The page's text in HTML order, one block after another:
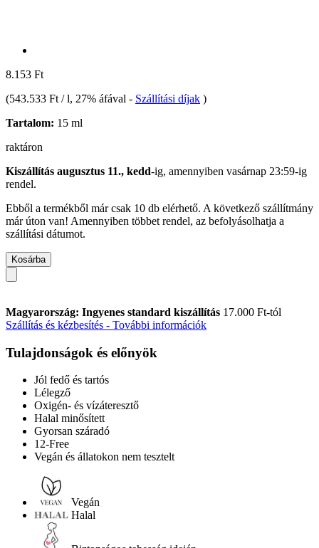
8.153 Ft
(543.533 Ft / l, 27% áfával - Szállítási díjak )
Tartalom: 15 ml
raktáron
Kiszállítás augusztus 11., kedd-ig, amennyiben vasárnap 23:59-ig
rendel.
Ebből a termékből már csak 10 db elérhető. A következő szállítmány
már úton van! Amennyiben többet rendel, az befolyásolhatja a
szállítási dátumot.
Kosárba
Magyarország: Ingyenes standard kiszállítás 17.000 Ft-tól
Szállítás és kézbesítés - További információk
Tulajdonságok és előnyök
Jól fedő és tartós
Lélegző
Oxigén- és vízáteresztő
Halal minősített
Gyorsan száradó
12-Free
Vegán és állatokon nem tesztelt
Vegán
Halal